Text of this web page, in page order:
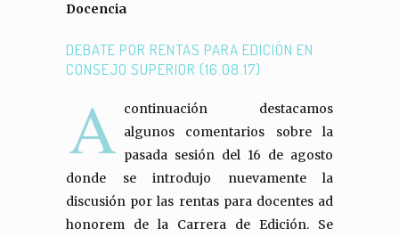
Docencia
DEBATE POR RENTAS PARA EDICIÓN EN
CONSEJO SUPERIOR (16.08.17)
A continuación destacamos
algunos comentarios sobre la
pasada sesión del 16 de agosto
donde se introdujo nuevamente la
discusión por las rentas para docentes ad
honorem de la Carrera de Edición. Se